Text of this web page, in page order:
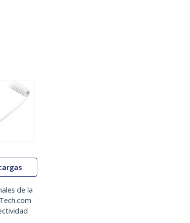
de la